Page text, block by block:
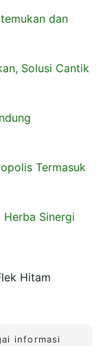
dan
Solusi Cantik
Termasuk
Herba Sinergi
Hitam
informasi